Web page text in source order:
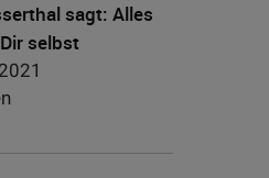
sagt: Alles
selbst